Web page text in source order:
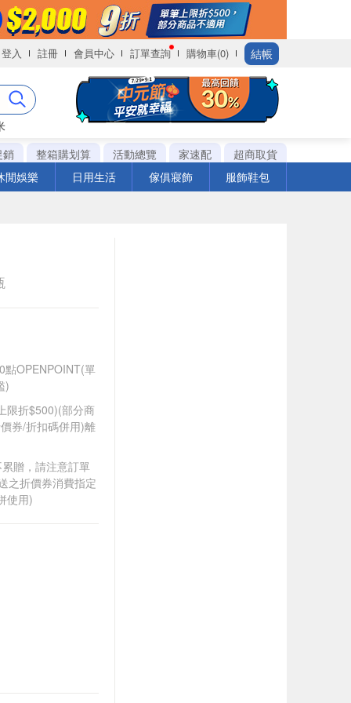
登入 註冊 會員中心 訂單查詢 購物車(0) 結帳
銷
整箱購划算 活動總覽 家速配
超商取貨
閒娛樂
日用生活 傢俱寢飾 服飾鞋包
點OPENPOINT(單
)
限折$500)(部分商
券/折扣碼併用)離
贈，請注意訂單
之折價券消費指定
使用)